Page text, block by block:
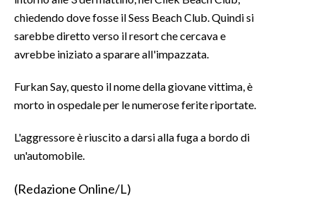
CULTURA
SPETTACOLI
GOSSIP
SARDEGNA TURISMO
SARDI NEL MONDO
chiedendo dove fosse il Sess Beach Club. Quindi si
sarebbe diretto verso il resort che cercava e
avrebbe iniziato a sparare all'impazzata.
Furkan Say, questo il nome della giovane vittima, è
morto in ospedale per le numerose ferite riportate.
L'aggressore è riuscito a darsi alla fuga a bordo di
un'automobile.
(Redazione Online/L)